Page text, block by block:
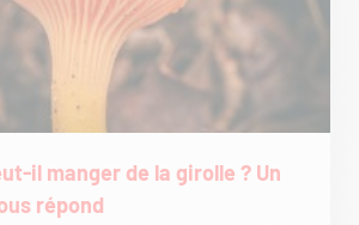
il manger de la girolle ? Un
répond